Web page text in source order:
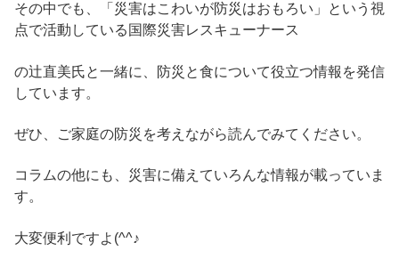
その中でも、「災害はこわいが防災はおもろい」という視
点で活動している国際災害レスキューナース
の辻直美氏と一緒に、防災と食について役立つ情報を発信
しています。
ぜひ、ご家庭の防災を考えながら読んでみてください。
コラムの他にも、災害に備えていろんな情報が載っていま
す。
大変便利ですよ(^^♪